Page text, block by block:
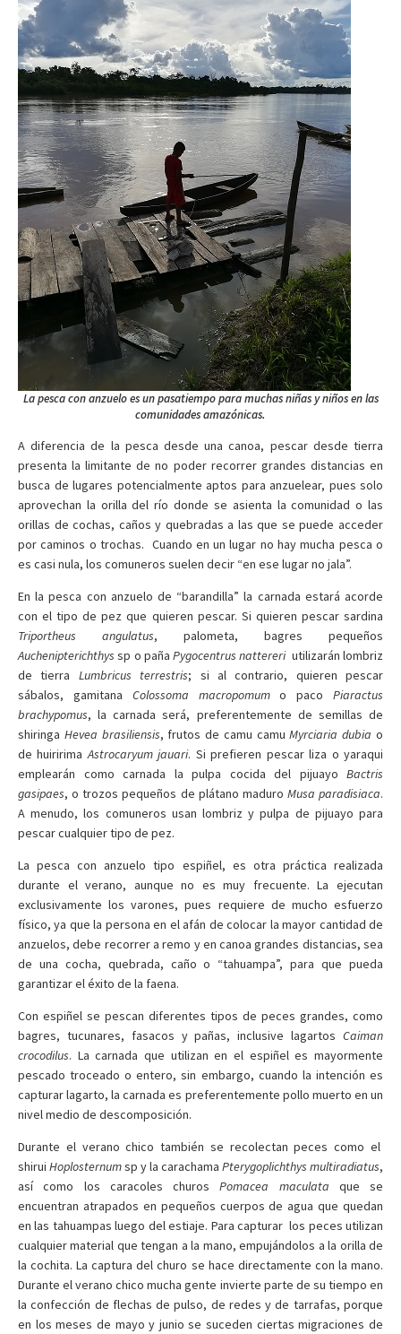
La pesca con anzuelo es un pasatiempo para muchas niñas y niños en las
comunidades amazónicas.
A diferencia de la pesca desde una canoa, pescar desde tierra
presenta la limitante de no poder recorrer grandes distancias en
busca de lugares potencialmente aptos para anzuelear, pues solo
aprovechan la orilla del río donde se asienta la comunidad o las
orillas de cochas, caños y quebradas a las que se puede acceder
por caminos o trochas. Cuando en un lugar no hay mucha pesca o
es casi nula, los comuneros suelen decir “en ese lugar no jala”.
En la pesca con anzuelo de “barandilla” la carnada estará acorde
con el tipo de pez que quieren pescar. Si quieren pescar sardina
Triportheus angulatus, palometa, bagres pequeños
Auchenipterichthys sp o paña Pygocentrus nattereriutilizarán lombriz
de tierra Lumbricus terrestris; si al contrario, quieren pescar
sábalos, gamitana Colossoma macropomumo pacoPiaractus
brachypomus, la carnada será, preferentemente de semillas de
shiringa Hevea brasiliensis, frutos de camu camuMyrciaria dubia o
de huiririma Astrocaryum jauari. Si prefieren pescar liza o yaraqui
emplearán como carnada la pulpa cocida del pijuayo Bactris
gasipaes, o trozos pequeños de plátano maduro Musa paradisiaca.
A menudo, los comuneros usan lombriz y pulpa de pijuayo para
pescar cualquier tipo de pez.
La pesca con anzuelo tipo espiñel, es otra práctica realizada
durante el verano, aunque no es muy frecuente. La ejecutan
exclusivamente los varones, pues requiere de mucho esfuerzo
físico, ya que la persona en el afán de colocar la mayor cantidad de
anzuelos, debe recorrer a remo y en canoa grandes distancias, sea
de una cocha, quebrada, caño o “tahuampa”, para que pueda
garantizar el éxito de la faena.
Con espiñel se pescan diferentes tipos de peces grandes, como
bagres, tucunares, fasacos y pañas, inclusive lagartos Caiman
crocodilus. La carnada que utilizan en el espiñel es mayormente
pescado troceado o entero, sin embargo, cuando la intención es
capturar lagarto, la carnada es preferentemente pollo muerto en un
nivel medio de descomposición.
Durante el verano chico también se recolectan peces como el
shirui Hoplosternumsp y la carachama Pterygoplichthys multiradiatus,
así como los caracoles churosPomacea maculata que se
encuentran atrapados en pequeños cuerpos de agua que quedan
en las tahuampas luego del estiaje. Para capturar los peces utilizan
cualquier material que tengan a la mano, empujándolos a la orilla de
la cochita. La captura del churo se hace directamente con la mano.
Durante el verano chico mucha gente invierte parte de su tiempo en
la confección de flechas de pulso, de redes y de tarrafas, porque
en los meses de mayo y junio se suceden ciertas migraciones de